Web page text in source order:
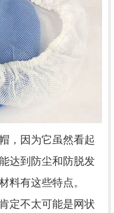
，因为它虽然看起
达到防尘和防脱发
料有这些特点。
定不太可能是网状